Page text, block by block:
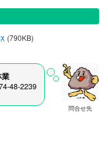
(790KB)
問合せ先
業
48-2239